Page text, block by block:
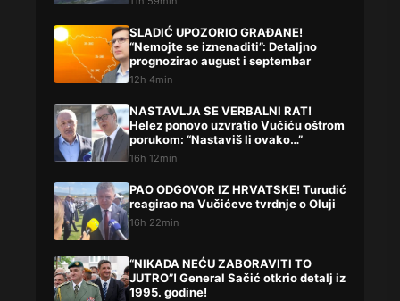
SLADIĆ UPOZORIO GRAĐANE!
“Nemojte se iznenaditi”: Detaljno
prognozirao august i septembar
12h 4min
NASTAVLJA SE VERBALNI RAT!
Helez ponovo uzvratio Vučiću oštrom
porukom: “Nastaviš li ovako…”
16h 12min
PAO ODGOVOR IZ HRVATSKE! Turudić
reagirao na Vučićeve tvrdnje o Oluji
16h 22min
“NIKADA NEĆU ZABORAVITI TO
JUTRO”! General Sačić otkrio detalj iz
1995. godine!